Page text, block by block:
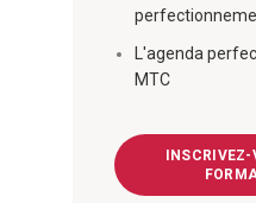
L'agenda
MTC
INSCRIVEZ-